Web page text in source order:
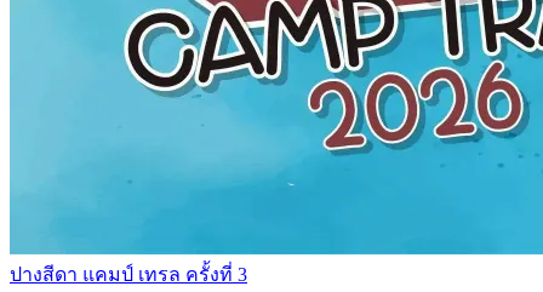
ปางสีดา แคมป์ เทรล ครั้งที่ 3